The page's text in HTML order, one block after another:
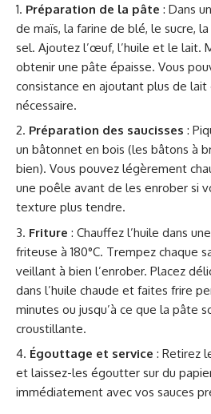
Préparation de la pâte : Dans
de maïs, la farine de blé, le sucre,
sel. Ajoutez l’œuf, l’huile et le lait.
obtenir une pâte épaisse. Vous
consistance en ajoutant plus de lait
nécessaire.
Préparation des saucisses :
un bâtonnet en bois (les bâtons à
bien). Vous pouvez légèrement
une poêle avant de les enrober si
texture plus tendre.
Friture : Chauffez l’huile dans
friteuse à 180°C. Trempez chaque
veillant à bien l’enrober. Placez
dans l’huile chaude et faites frire
minutes ou jusqu’à ce que la pâte
croustillante.
Égouttage et service : Retirez
et laissez-les égoutter sur du
immédiatement avec vos sauces